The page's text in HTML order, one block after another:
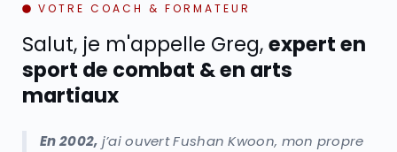
VOTRE COACH & FORMATEUR
Salut, je m'appelle Greg,expert en
sport de combat & en arts
martiaux
En 2002, j’ai ouvert Fushan Kwoon, mon propre